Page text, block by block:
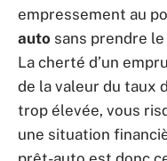
empressement au
auto sans prendre
La cherté d’un
de la valeur du taux
trop élevée, vous
une situation